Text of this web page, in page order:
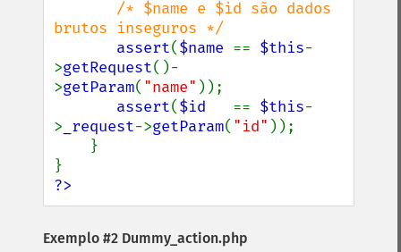
/* $name e $id são dados
brutos inseguros */
assert($name == $this-
>getRequest()-
>getParam( "name" ));
assert($id == $this-
> _request->getParam( "id" ));
?>
Exemplo #2 Dummy_action.php